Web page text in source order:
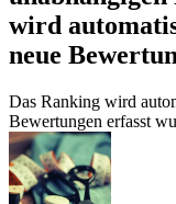
wird
neue
Das Ranking wird
Bewertungen erfasst